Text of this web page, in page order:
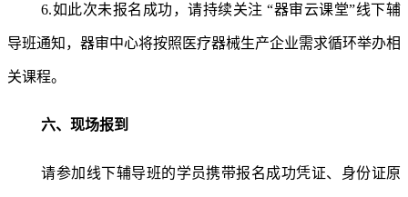
6.如此次未报名成功，请持续关注 “器审云课堂”线下辅
导班通知，器审中心将按照医疗器械生产企业需求循环举办相
关课程。
六、现场报到
请参加线下辅导班的学员携带报名成功凭证、身份证原